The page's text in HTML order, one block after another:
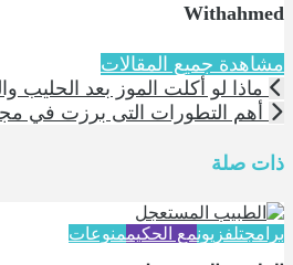
Withahmed
مشاهدة جميع المقالات
ماذا لو أكلت الموز بعد الحليب
أهم التطورات التى برزت في
ذات صلة
برامجتلفزيونمع الحكيممنوعات